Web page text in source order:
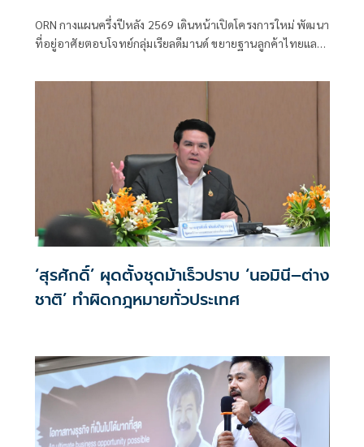
ORN กางแผนครึ่งปีหลัง 2569 เดินหน้าเปิดโครงการใหม่ พัฒนา
ที่อยู่อาศัยตอบโจทย์กลุ่มเรียลดีมานด์ ขยายฐานลูกค้าไทยและ
โรงเรียนนานาชาติ ธุรกิจทรัพย์มือสอง มั่นใจรายได้โตตามเป้า
‘สุรศักดิ์’ ผุดตั้งชุดม้าเร็วปราบ ‘นอมินี–ต่าง
ชาติ’ ทำผิดกฎหมายทั่วประเทศ